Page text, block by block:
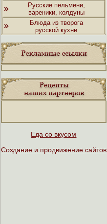
Русские пельмени,
вареники, колдуны
Блюда из творога
русской кухни
Еда со вкусом
Создание и продвижение сайтов